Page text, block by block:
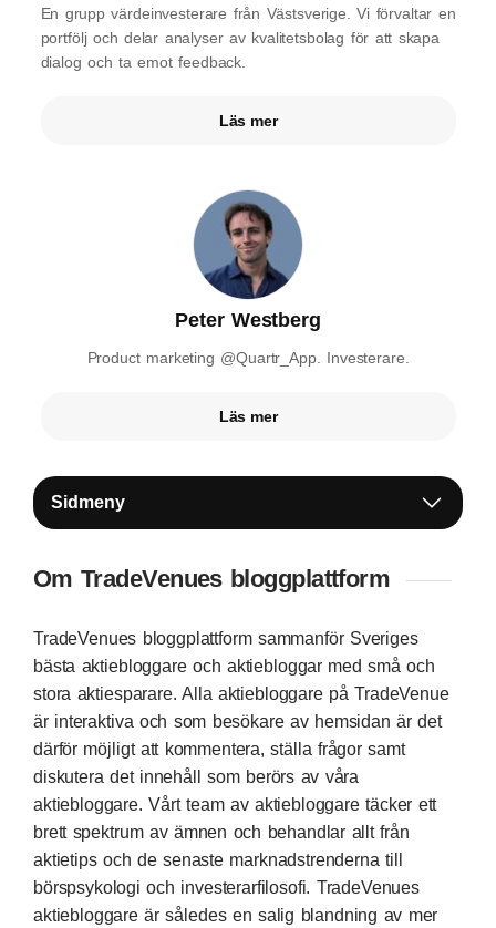
En grupp värdeinvesterare från Västsverige. Vi förvaltar en
portfölj och delar analyser av kvalitetsbolag för att skapa
dialog och ta emot feedback.
Läs mer
Peter Westberg
Product marketing @Quartr_App. Investerare.
Läs mer
Sidmeny
Om TradeVenues bloggplattform
TradeVenues bloggplattform sammanför Sveriges
bästa aktiebloggare och aktiebloggar med små och
stora aktiesparare. Alla aktiebloggare på TradeVenue
är interaktiva och som besökare av hemsidan är det
därför möjligt att kommentera, ställa frågor samt
diskutera det innehåll som berörs av våra
aktiebloggare. Vårt team av aktiebloggare täcker ett
brett spektrum av ämnen och behandlar allt från
aktietips och de senaste marknadstrenderna till
börspsykologi och investerarfilosofi. TradeVenues
aktiebloggare är således en salig blandning av mer